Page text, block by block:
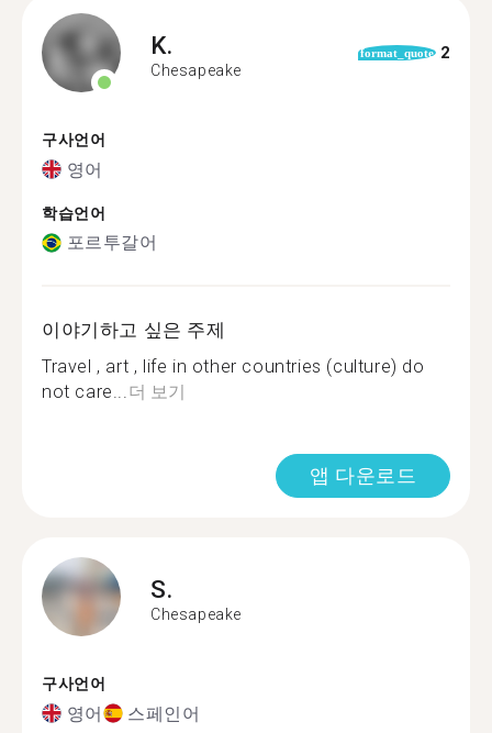
K.
Chesapeake
format_quote 2
구사언어
영어
학습언어
포르투갈어
이야기하고 싶은 주제
Travel , art , life in other countries (culture) do
not care...더 보기
앱 다운로드
S.
Chesapeake
구사언어
영어 스페인어